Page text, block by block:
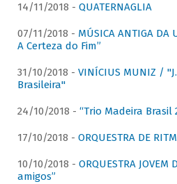
14/11/2018 - QUATERNAGLIA
07/11/2018 - MÚSICA ANTIGA
A Certeza do Fim”
31/10/2018 - VINÍCIUS MUNIZ /
Brasileira"
24/10/2018 - “Trio Madeira Brasil
17/10/2018 - ORQUESTRA DE
10/10/2018 - ORQUESTRA
amigos”